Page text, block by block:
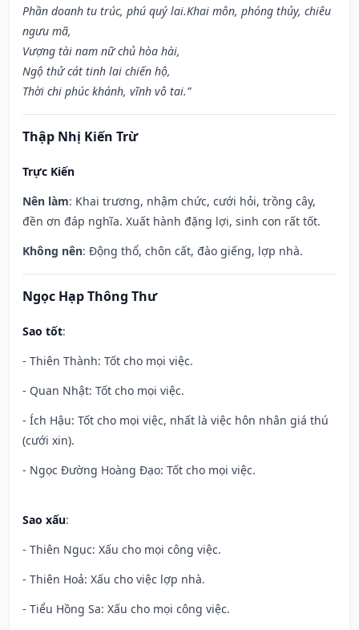
Phần doanh tu trúc, phú quý lai.Khai môn, phóng thủy, chiêu
ngưu mã,
Vượng tài nam nữ chủ hòa hài,
Ngộ thử cát tinh lai chiến hộ,
Thời chi phúc khánh, vĩnh vô tai.”
Thập Nhị Kiến Trừ
Trực Kiến
Nên làm: Khai trương, nhậm chức, cưới hỏi, trồng cây,
đền ơn đáp nghĩa. Xuất hành đặng lợi, sinh con rất tốt.
Không nên: Động thổ, chôn cất, đào giếng, lợp nhà.
Ngọc Hạp Thông Thư
Sao tốt:
- Thiên Thành: Tốt cho mọi việc.
- Quan Nhật: Tốt cho mọi việc.
- Ích Hậu: Tốt cho mọi việc, nhất là việc hôn nhân giá thú
(cưới xin).
- Ngọc Đường Hoàng Đạo: Tốt cho mọi việc.
Sao xấu:
- Thiên Ngục: Xấu cho mọi công việc.
- Thiên Hoả: Xấu cho việc lợp nhà.
- Tiểu Hồng Sa: Xấu cho mọi công việc.